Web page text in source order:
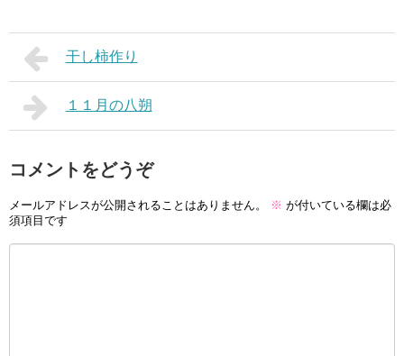
干し柿作り
１１月の八朔
コメントをどうぞ
メールアドレスが公開されることはありません。 ※ が付いている欄は必
須項目です